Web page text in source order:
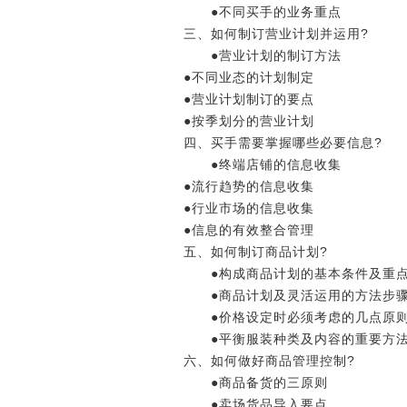
●不同买手的业务重点
三、如何制订营业计划并运用?
●营业计划的制订方法
●不同业态的计划制定
●营业计划制订的要点
●按季划分的营业计划
四、买手需要掌握哪些必要信息?
●终端店铺的信息收集
●流行趋势的信息收集
●行业市场的信息收集
●信息的有效整合管理
五、如何制订商品计划?
●构成商品计划的基本条件及重点
●商品计划及灵活运用的方法步
●价格设定时必须考虑的几点原则
●平衡服装种类及内容的重要方
六、如何做好商品管理控制?
●商品备货的三原则